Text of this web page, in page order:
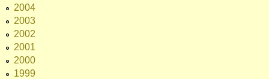
2004
2003
2002
2001
2000
1999